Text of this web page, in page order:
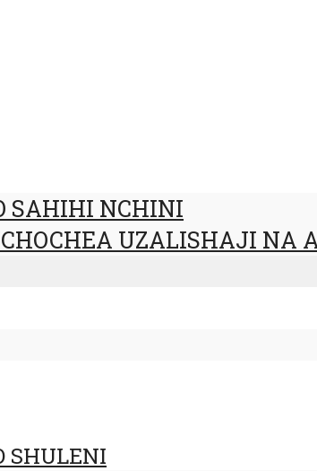
SAHIHI NCHINI
UZALISHAJI NA
SHULENI